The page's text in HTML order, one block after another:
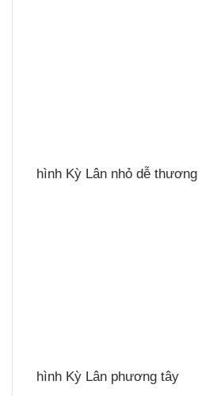
hình Kỳ Lân nhỏ dễ thương
hình Kỳ Lân phương tây